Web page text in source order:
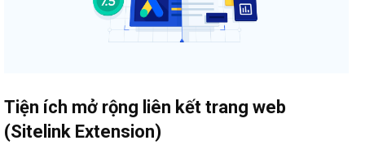
Tiện ích mở rộng liên kết trang web
(Sitelink Extension)